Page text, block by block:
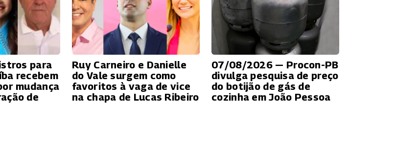
para
recebem
mudança
de
Ruy Carneiro e Danielle
do Vale surgem como
favoritos à vaga de vice
na chapa de Lucas Ribeiro
07/08/2026 — Procon-PB
divulga pesquisa de preço
do botijão de gás de
cozinha em João Pessoa